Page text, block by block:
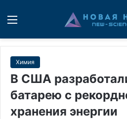
Химия
В США
батарею с
хранения энергии